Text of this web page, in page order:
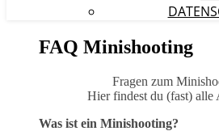
FAQ Minishooting
Fragen zum
Hier findest du (fast) alle
Was ist ein Minishooting?